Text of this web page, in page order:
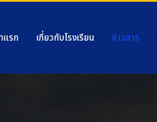
แรก เกี่ยวกับโรงเรียน ข่าวสาร